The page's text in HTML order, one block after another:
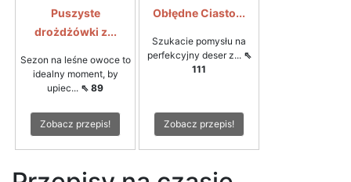
Puszyste
drożdżówki z...
Sezon na leśne owoce to
idealny moment, by
upiec... ⇖ 89
Zobacz przepis!
Obłędne Ciasto...
Szukacie pomysłu na
perfekcyjny deser z... ⇖
111
Zobacz przepis!